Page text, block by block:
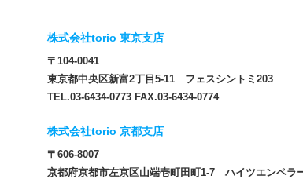
株式会社torio 東京支店
〒104-0041
東京都中央区新富2丁目5-11 フェスシントミ203
TEL.03-6434-0773 FAX.03-6434-0774
株式会社torio 京都支店
〒606-8007
京都府京都市左京区山端壱町田町1-7 ハイツエンペラ